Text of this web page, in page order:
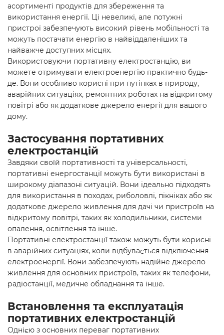
асортименті продуктів для збереження та
використання енергії. Ці невеликі, але потужні
пристрої забезпечують високий рівень мобільності та
можуть постачати енергію в найвіддаленіших та
найважче доступних місцях.
Використовуючи портативну електростанцію, ви
можете отримувати електроенергію практично будь-
де. Вони особливо корисні при путінках в природу,
аварійних ситуаціях, ремонтних роботах на відкритому
повітрі або як додаткове джерело енергії для вашого
дому.
Застосування портативних
електростанцій
Завдяки своїй портативності та універсальності,
портативні енергостанції можуть бути використані в
широкому діапазоні ситуацій. Вони ідеально підходять
для використання в походах, риболовлі, пікніках або як
додаткове джерело живлення для дачі чи пристроїв на
відкритому повітрі, таких як холодильники, системи
опалення, освітлення та інше.
Портативні електростанції також можуть бути корисні
в аварійних ситуаціях, коли відбувається відключення
електроенергії. Вони забезпечують надійне джерело
живлення для основних пристроїв, таких як телефони,
радіостанції, медичне обладнання та інше.
Встановлення та експлуатація
портативних електростанцій
Однією з основних переваг портативних